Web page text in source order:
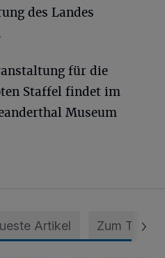
des Landes
für die
Staffel findet im
Museum
Artikel Zum Thema